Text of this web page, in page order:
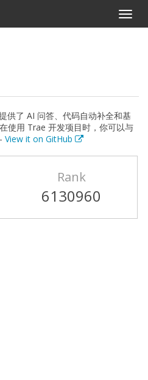
供了 AI 问答、代码自动补全和基
使用 Trae 开发项目时，你可以与
View it on GitHub
Rank
6130960